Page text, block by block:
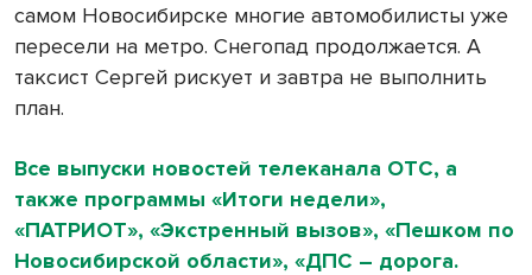
самом Новосибирске многие автомобилисты уже
пересели на метро. Снегопад продолжается. А
таксист Сергей рискует и завтра не выполнить
план.
Все выпуски новостей телеканала ОТС, а
также программы «Итоги недели»,
«ПАТРИОТ», «Экстренный вызов», «Пешком по
Новосибирской области», «ДПС – дорога.